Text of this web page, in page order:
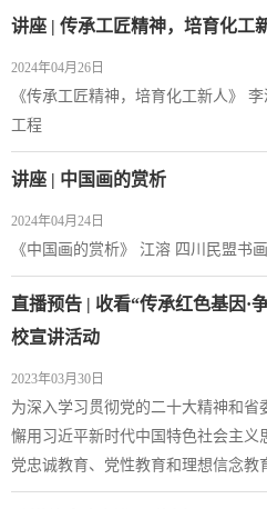
讲座 | 传承工匠精神，培育化工
2024年04月26日
《传承工匠精神，培育化工新人》
工程
讲座 | 中国画的赏析
2024年04月24日
《中国画的赏析》 江溶 四川民盟书
直播预告 | 收看“传承红色基因·
校宣讲活动
2023年03月30日
为深入学习贯彻党的二十大精神和
懈用习近平新时代中国特色社会主义
党忠诚教育、党性教育和理想信念教
一活动”党员教育主题活动总体安排